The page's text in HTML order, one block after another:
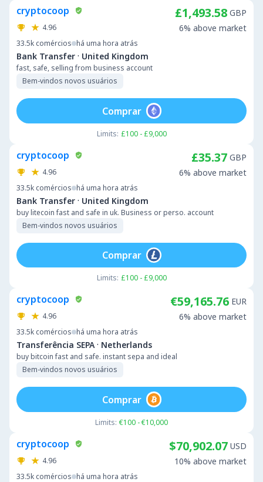
cryptocoop
4.96
33.5k comércios há uma hora atrás
Bank Transfer · United Kingdom
fast, safe, selling from business account
Bem-vindos novos usuários
£1,493.58 GBP
6% above market
Limits: £100 - £9,000
Comprar
cryptocoop
4.96
33.5k comércios há uma hora atrás
Bank Transfer · United Kingdom
buy litecoin fast and safe in uk. Business or perso. account
Bem-vindos novos usuários
£35.37 GBP
6% above market
Limits: £100 - £9,000
Comprar
cryptocoop
4.96
33.5k comércios há uma hora atrás
Transferência SEPA · Netherlands
buy bitcoin fast and safe. instant sepa and ideal
Bem-vindos novos usuários
€59,165.76 EUR
6% above market
Limits: €100 - €10,000
Comprar
cryptocoop
4.96
33.5k comércios há uma hora atrás
$70,902.07 USD
10% above market